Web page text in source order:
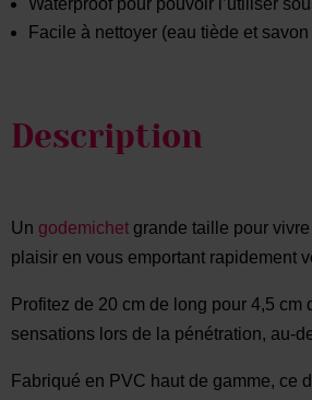
Waterproof pour pouvoir l’utiliser
Facile à nettoyer (eau tiède et savon
Description
Un godemichet grande taille pour
plaisir en vous emportant rapidement
Profitez de 20 cm de long pour 4,5
sensations lors de la pénétration, au-
Fabriqué en PVC haut de gamme, ce